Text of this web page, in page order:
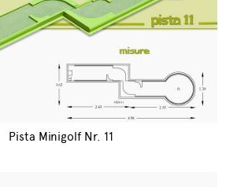
Pista Minigolf Nr. 11